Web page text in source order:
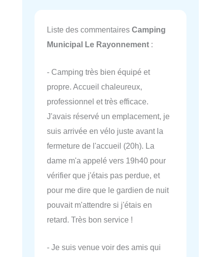
Liste des commentaires Camping
Municipal Le Rayonnement :
- Camping très bien équipé et
propre. Accueil chaleureux,
professionnel et très efficace.
J'avais réservé un emplacement, je
suis arrivée en vélo juste avant la
fermeture de l'accueil (20h). La
dame m'a appelé vers 19h40 pour
vérifier que j'étais pas perdue, et
pour me dire que le gardien de nuit
pouvait m'attendre si j'étais en
retard. Très bon service !
- Je suis venue voir des amis qui